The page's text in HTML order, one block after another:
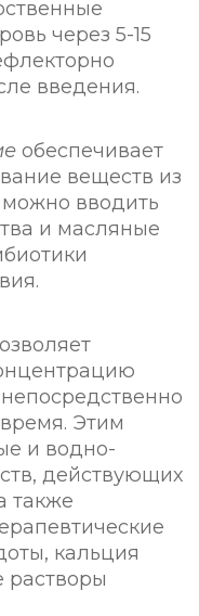
через 5-15
введения.
обеспечивает
веществ из
вводить
и масляные
Этим
и водно-
действующих
также
кальция
растворы